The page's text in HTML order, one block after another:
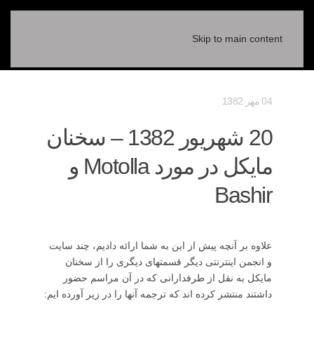
Skip to main content
04 مهر 1382
20 شهريور 1382 – سخنان
مايکل در مورد Motolla و
Bashir
علاوه بر آنچه پيش از اين به شما ارائه داديم، چند سايت
و انجمن اينترنتی ديگر قسمتهای ديگری را از سخنان
مايکل به نقل از طرفدارانی که در آن مراسم حضور
داشتند منتشر کرده اند که ترجمه آنها را در زير آورده ايم: